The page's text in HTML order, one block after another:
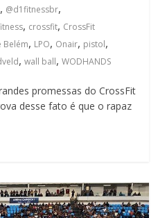
, @d1fitnessbr,
, crossfit, CrossFit
Belém, LPO, Onair, pistol,
,wall ball,WODHANDS
promessas do CrossFit
desse fato é que o rapaz